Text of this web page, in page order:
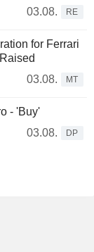
03.08.
RE
for Ferrari
03.08.
MT
- 'Buy'
03.08.
DP